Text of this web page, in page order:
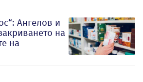
Ангелов и
на
на